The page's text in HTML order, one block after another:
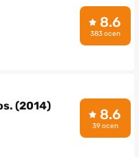
8.6
383 ocen
(2014) 8.6
39 ocen